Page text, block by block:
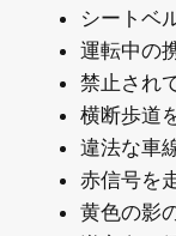
シートベ
運転中の
禁止され
横断歩道
違法な車
赤信号を
黄色の影